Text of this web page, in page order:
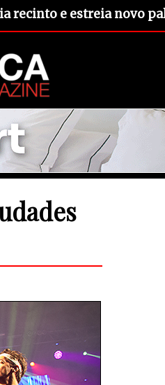
recinto e estreia novo